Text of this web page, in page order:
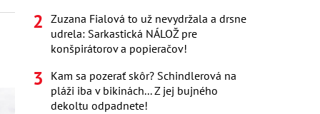
Zuzana Fialová to už nevydržala a drsne
udrela: Sarkastická NÁLOŽ pre
konšpirátorov a popieračov!
Kam sa pozerať skôr? Schindlerová na
pláži iba v bikinách... Z jej bujného
dekoltu odpadnete!